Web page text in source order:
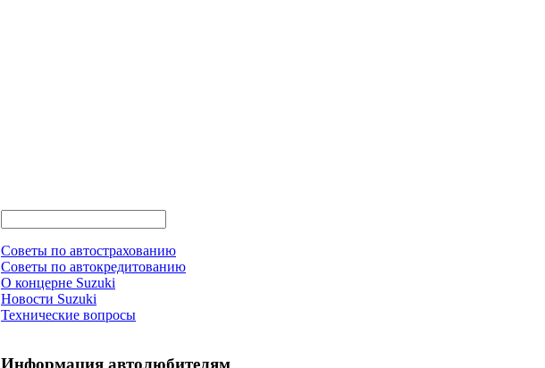
Советы по автострахованию
Советы по автокредитованию
О концерне Suzuki
Новости Suzuki
Технические вопросы
Информация автолюбителям